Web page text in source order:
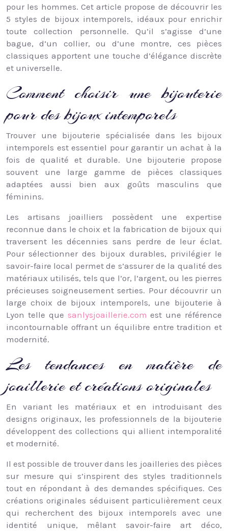
pour les hommes. Cet article propose de découvrir les
5 styles de bijoux intemporels, idéaux pour enrichir
toute collection personnelle. Qu’il s’agisse d’une
bague, d’un collier, ou d’une montre, ces pièces
classiques apportent une touche d’élégance discrète
et universelle.
Comment choisir une bijouterie
pour des bijoux intemporels
Trouver une bijouterie spécialisée dans les bijoux
intemporels est essentiel pour garantir un achat à la
fois de qualité et durable. Une bijouterie propose
souvent une large gamme de pièces classiques
adaptées aussi bien aux goûts masculins que
féminins.
Les artisans joailliers possèdent une expertise
reconnue dans le choix et la fabrication de bijoux qui
traversent les décennies sans perdre de leur éclat.
Pour sélectionner des bijoux durables, privilégier le
savoir-faire local permet de s’assurer de la qualité des
matériaux utilisés, tels que l’or, l’argent, ou les pierres
précieuses soigneusement serties. Pour découvrir un
large choix de bijoux intemporels, une bijouterie à
Lyon telle que sanlysjoaillerie.com est une référence
incontournable offrant un équilibre entre tradition et
modernité.
Les tendances en matière de
joaillerie et créations originales
En variant les matériaux et en introduisant des
designs originaux, les professionnels de la bijouterie
développent des collections qui allient intemporalité
et modernité.
Il est possible de trouver dans les joailleries des pièces
sur mesure qui s’inspirent des styles traditionnels
tout en répondant à des demandes spécifiques. Ces
créations originales séduisent particulièrement ceux
qui recherchent des bijoux intemporels avec une
identité unique, mêlant savoir-faire art déco,